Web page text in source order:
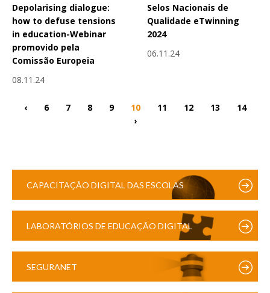
Depolarising dialogue:
how to defuse tensions
in education-Webinar
promovido pela
Comissão Europeia
08.11.24
Selos Nacionais de
Qualidade eTwinning
2024
06.11.24
‹ 6 7 8 9 10 11 12 13
14
›
CAPACITAÇÃO DIGITAL DAS ESCOLAS
LABORATÓRIOS DE EDUCAÇÃO DIGITAL
SEGURANET